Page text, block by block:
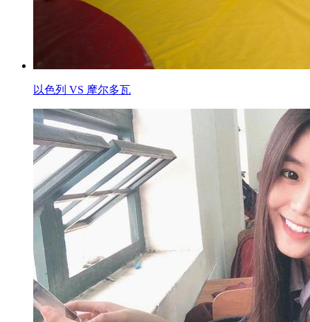
以色列 VS 摩尔多瓦